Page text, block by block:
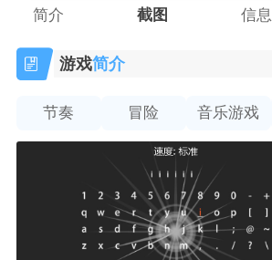
简介 截图 信息
游戏简介
节奏 冒险 音乐游戏